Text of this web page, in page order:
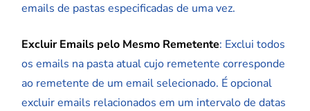
emails de pastas especificadas de uma vez.
Excluir Emails pelo Mesmo Remetente: Exclui todos
os emails na pasta atual cujo remetente corresponde
ao remetente de um email selecionado. É opcional
excluir emails relacionados em um intervalo de datas